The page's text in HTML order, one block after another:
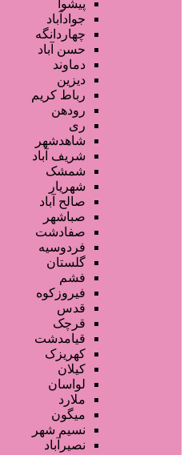
محصولات پوست
محصولات مو
خدمات دندانپزشکی
ماساژ و اسپا
خدمات لیزر و رفع موهای زائد
سایر خدمات
پیشوا
جوادآباد
چهاردانگه
حسن آباد
دماوند
دیزین
رباط کریم
رودهن
ری
شاهدشهر
شریف آباد
شمشک
شهریار
صالح آباد
صباشهر
صفادشت
فردوسیه
گلستان
فشم
فیروزکوه
قدس
قرچک
قیامدشت
کهریزک
کیلان
لواسان
ملارد
میگون
نسیم شهر
نصیرآباد
صفحه اصلی
آگهی انبوه
طراحی سایت
صفحه اختصاصی
لیست سایتهای تبلیغاتی